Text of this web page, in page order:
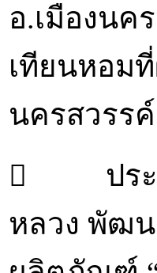
อ.เมืองนค
เทียนหอม
นครสวรรค์
 ประเภ
หลวง พัฒน